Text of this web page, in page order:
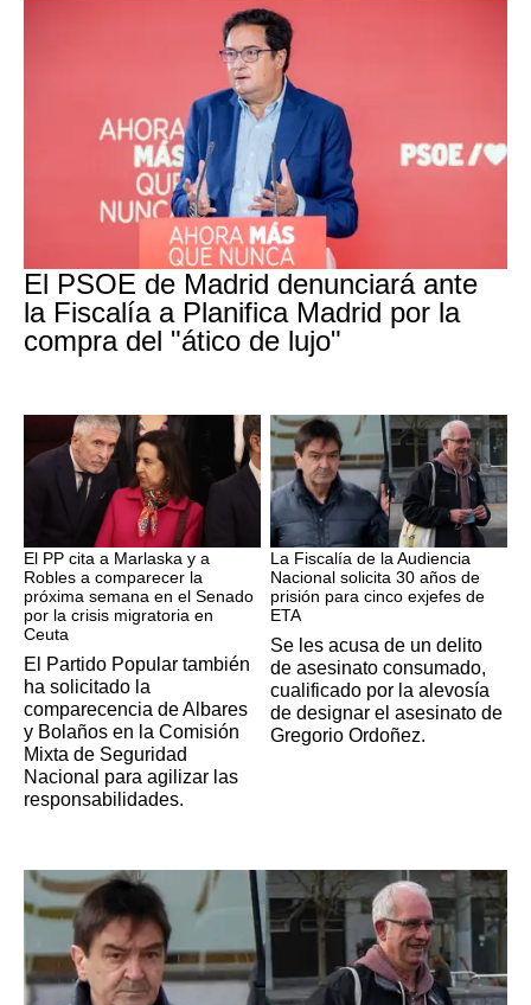
El PSOE de Madrid denunciará ante
la Fiscalía a Planifica Madrid por la
compra del "ático de lujo"
Crisis Migratoria
El PP cita a Marlaska y a
Robles a comparecer la
próxima semana en el Senado
por la crisis migratoria en
Ceuta
El Partido Popular también
ha solicitado la
comparecencia de Albares
y Bolaños en la Comisión
Mixta de Seguridad
Nacional para agilizar las
responsabilidades.
ETA
La Fiscalía de la Audiencia
Nacional solicita 30 años de
prisión para cinco exjefes de
ETA
Se les acusa de un delito
de asesinato consumado,
cualificado por la alevosía
de designar el asesinato de
Gregorio Ordoñez.